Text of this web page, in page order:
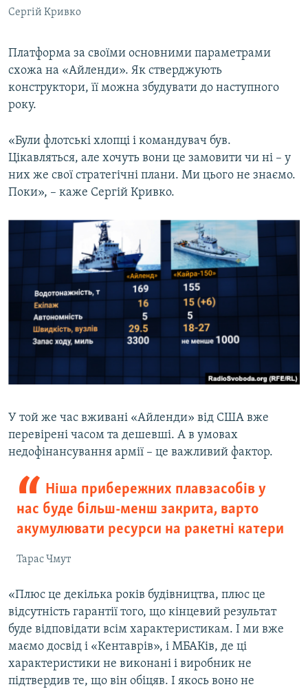
Сергій Кривко
Платформа за своїми основними параметрами
схожа на «Айленди». Як стверджують
конструктори, її можна збудувати до наступного
року.
«Були флотські хлопці і командувач був.
Цікавляться, але хочуть вони це замовити чи ні – у
них же свої стратегічні плани. Ми цього не знаємо.
Поки», – каже Сергій Кривко.
У той же час вживані «Айленди» від США вже
перевірені часом та дешевші. А в умовах
недофінансування армії – це важливий фактор.
Ніша прибережних плавзасобів у
нас буде більш-менш закрита, варто
акумулювати ресурси на ракетні катери
Тарас Чмут
«Плюс це декілька років будівництва, плюс це
відсутність гарантії того, що кінцевий результат
буде відповідати всім характеристикам. І ми вже
маємо досвід і «Кентаврів», і МБАКів, де ці
характеристики не виконані і виробник не
підтвердив те, що він обіцяв. І якось воно не